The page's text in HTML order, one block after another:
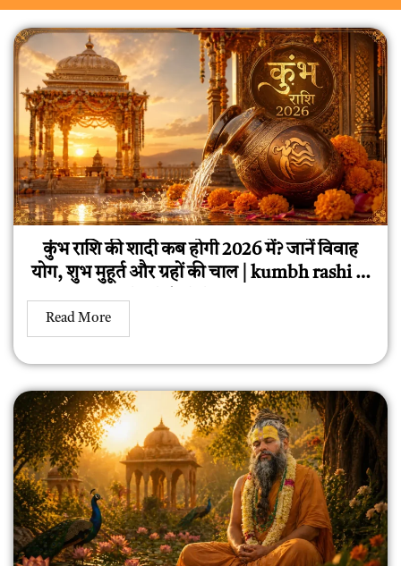
कुंभ राशि की शादी कब होगी 2026 में? जानें विवाह
योग, शुभ मुहूर्त और ग्रहों की चाल | kumbh rashi ki
shadi kab hogi 2026
Read More